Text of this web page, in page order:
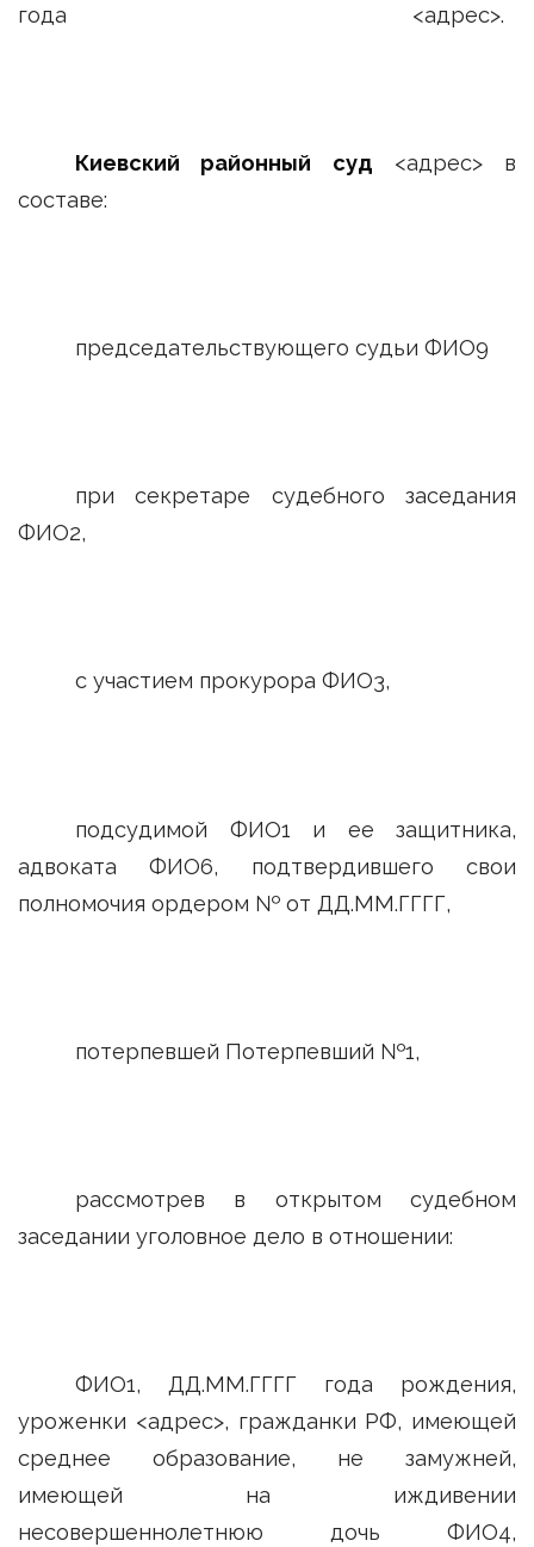
года <адрес>.
Киевский районный суд <адрес> в
составе:
председательствующего судьи ФИО9
при секретаре судебного заседания
ФИО2,
с участием прокурора ФИО3,
подсудимой ФИО1 и ее защитника,
адвоката ФИО6, подтвердившего свои
полномочия ордером № от ДД.ММ.ГГГГ,
потерпевшей Потерпевший №1,
рассмотрев в открытом судебном
заседании уголовное дело в отношении:
ФИО1, ДД.ММ.ГГГГ года рождения,
уроженки <адрес>, гражданки РФ, имеющей
среднее образование, не замужней,
имеющей на иждивении
несовершеннолетнюю дочь ФИО4,